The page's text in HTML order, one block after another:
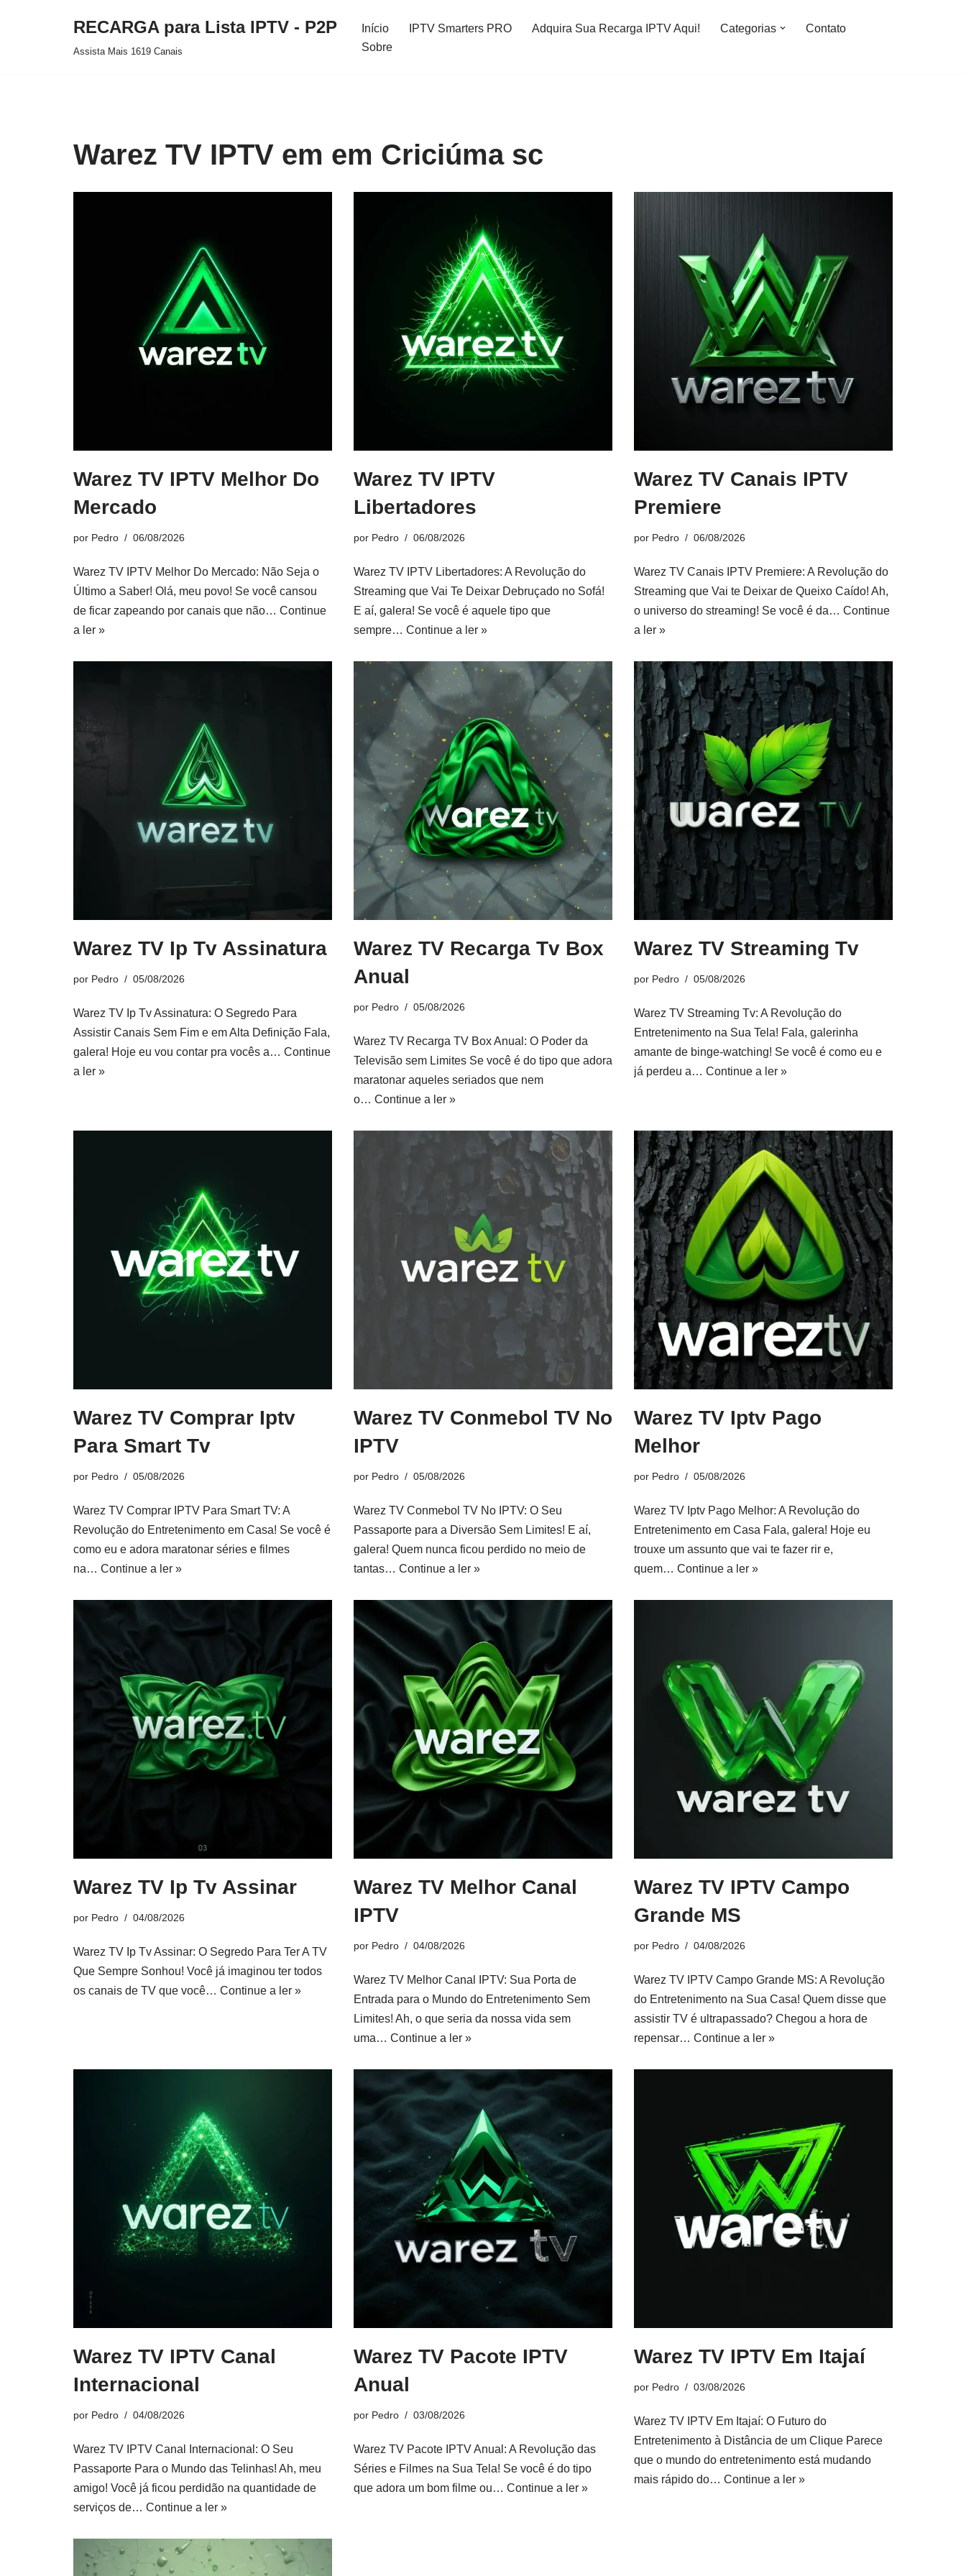
RECARGA para Lista IPTV - P2P
Assista Mais 1619 Canais
Início IPTV Smarters PRO Adquira Sua Recarga IPTV Aqui! Categorias
Contato
Sobre
Warez TV IPTV em em Criciúma sc
Warez TV IPTV Melhor Do
Mercado
por Pedro 06/08/2026
Warez TV IPTV Melhor Do Mercado: Não Seja o
Último a Saber! Olá, meu povo! Se você cansou
de ficar zapeando por canais que não… Continue
a ler »
Warez TV IPTV
Libertadores
por Pedro 06/08/2026
Warez TV IPTV Libertadores: A Revolução do
Streaming que Vai Te Deixar Debruçado no Sofá!
E aí, galera! Se você é aquele tipo que
sempre… Continue a ler »
Warez TV Canais IPTV
Premiere
por Pedro 06/08/2026
Warez TV Canais IPTV Premiere: A Revolução do
Streaming que Vai te Deixar de Queixo Caído! Ah,
o universo do streaming! Se você é da… Continue
a ler »
Warez TV Ip Tv Assinatura
por Pedro 05/08/2026
Warez TV Ip Tv Assinatura: O Segredo Para
Assistir Canais Sem Fim e em Alta Definição Fala,
galera! Hoje eu vou contar pra vocês a… Continue
a ler »
Warez TV Recarga Tv Box
Anual
por Pedro 05/08/2026
Warez TV Recarga TV Box Anual: O Poder da
Televisão sem Limites Se você é do tipo que adora
maratonar aqueles seriados que nem
o… Continue a ler »
Warez TV Streaming Tv
por Pedro 05/08/2026
Warez TV Streaming Tv: A Revolução do
Entretenimento na Sua Tela! Fala, galerinha
amante de binge-watching! Se você é como eu e
já perdeu a… Continue a ler »
Warez TV Comprar Iptv
Para Smart Tv
por Pedro 05/08/2026
Warez TV Comprar IPTV Para Smart TV: A
Revolução do Entretenimento em Casa! Se você é
como eu e adora maratonar séries e filmes
na… Continue a ler »
Warez TV Conmebol TV No
IPTV
por Pedro 05/08/2026
Warez TV Conmebol TV No IPTV: O Seu
Passaporte para a Diversão Sem Limites! E aí,
galera! Quem nunca ficou perdido no meio de
tantas… Continue a ler »
Warez TV Iptv Pago
Melhor
por Pedro 05/08/2026
Warez TV Iptv Pago Melhor: A Revolução do
Entretenimento em Casa Fala, galera! Hoje eu
trouxe um assunto que vai te fazer rir e,
quem… Continue a ler »
Warez TV Ip Tv Assinar
por Pedro 04/08/2026
Warez TV Ip Tv Assinar: O Segredo Para Ter A TV
Que Sempre Sonhou! Você já imaginou ter todos
os canais de TV que você… Continue a ler »
Warez TV Melhor Canal
IPTV
por Pedro 04/08/2026
Warez TV Melhor Canal IPTV: Sua Porta de
Entrada para o Mundo do Entretenimento Sem
Limites! Ah, o que seria da nossa vida sem
uma… Continue a ler »
Warez TV IPTV Campo
Grande MS
por Pedro 04/08/2026
Warez TV IPTV Campo Grande MS: A Revolução
do Entretenimento na Sua Casa! Quem disse que
assistir TV é ultrapassado? Chegou a hora de
repensar… Continue a ler »
Warez TV IPTV Canal
Internacional
por Pedro 04/08/2026
Warez TV IPTV Canal Internacional: O Seu
Passaporte Para o Mundo das Telinhas! Ah, meu
amigo! Você já ficou perdidão na quantidade de
serviços de… Continue a ler »
Warez TV Pacote IPTV
Anual
por Pedro 03/08/2026
Warez TV Pacote IPTV Anual: A Revolução das
Séries e Filmes na Sua Tela! Se você é do tipo
que adora um bom filme ou… Continue a ler »
Warez TV IPTV Em Itajaí
por Pedro 03/08/2026
Warez TV IPTV Em Itajaí: O Futuro do
Entretenimento à Distância de um Clique Parece
que o mundo do entretenimento está mudando
mais rápido do… Continue a ler »